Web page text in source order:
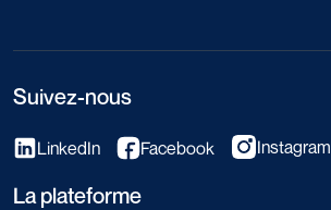
Suivez-nous
LinkedIn Facebook Instagram
La plateforme